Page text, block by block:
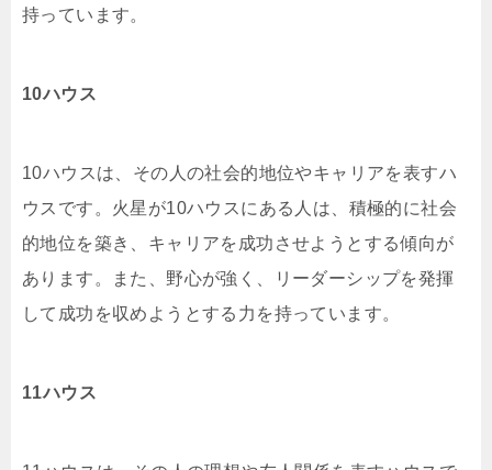
持っています。
10ハウス
10ハウスは、その人の社会的地位やキャリアを表すハ
ウスです。火星が10ハウスにある人は、積極的に社会
的地位を築き、キャリアを成功させようとする傾向が
あります。また、野心が強く、リーダーシップを発揮
して成功を収めようとする力を持っています。
11ハウス